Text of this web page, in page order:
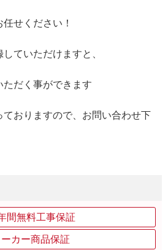
せください！
ていただけますと、
だく事ができます
おりますので、お問い合わせ下
間無料工事保証
ーカー商品保証